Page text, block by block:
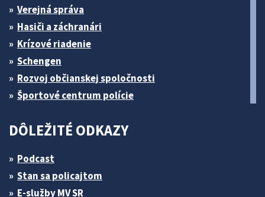
Verejná správa
Hasiči a záchranári
Krízové riadenie
Schengen
Rozvoj občianskej spoločnosti
Športové centrum polície
DÔLEŽITÉ ODKAZY
Podcast
Stan sa policajtom
E-služby MV SR